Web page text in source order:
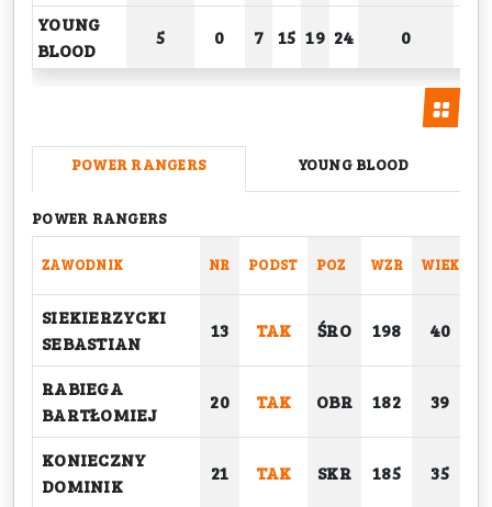
YOUNG
BLOOD
5 0 7 15 19 24 0
POWER RANGERS YOUNG BLOOD
POWER RANGERS
ZAWODNIK NR PODST POZ WZR WIEK
SIEKIERZYCKI
SEBASTIAN
13 TAK ŚRO 198 40
RABIEGA
BARTŁOMIEJ
20 TAK OBR 182 39
KONIECZNY
DOMINIK
21 TAK SKR 185 35